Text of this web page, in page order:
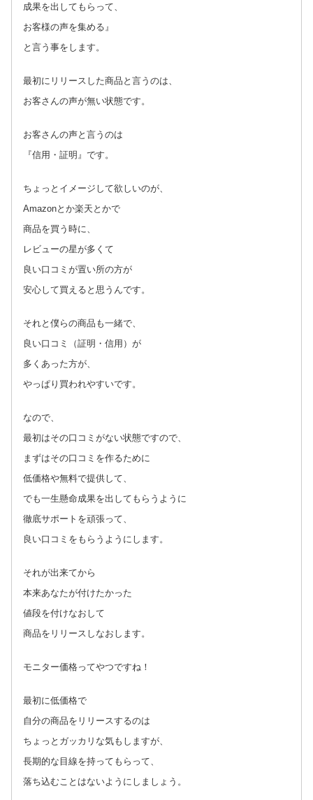
成果を出してもらって、
お客様の声を集める』
と言う事をします。
最初にリリースした商品と言うのは、
お客さんの声が無い状態です。
お客さんの声と言うのは
『信用・証明』です。
ちょっとイメージして欲しいのが、
Amazonとか楽天とかで
商品を買う時に、
レビューの星が多くて
良い口コミが置い所の方が
安心して買えると思うんです。
それと僕らの商品も一緒で、
良い口コミ（証明・信用）が
多くあった方が、
やっぱり買われやすいです。
なので、
最初はその口コミがない状態ですので、
まずはその口コミを作るために
低価格や無料で提供して、
でも一生懸命成果を出してもらうように
徹底サポートを頑張って、
良い口コミをもらうようにします。
それが出来てから
本来あなたが付けたかった
値段を付けなおして
商品をリリースしなおします。
モニター価格ってやつですね！
最初に低価格で
自分の商品をリリースするのは
ちょっとガッカリな気もしますが、
長期的な目線を持ってもらって、
落ち込むことはないようにしましょう。